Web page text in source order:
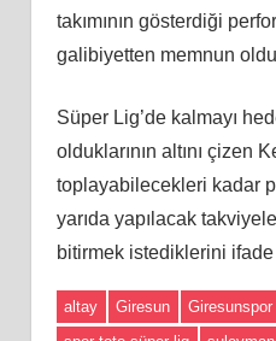
takımının gösterdiği
galibiyetten memnun
Süper Lig’de kalmayı
olduklarının altını çizen
toplayabilecekleri kadar
yarıda yapılacak
bitirmek istediklerini ifade
altay Giresun Giresunspor